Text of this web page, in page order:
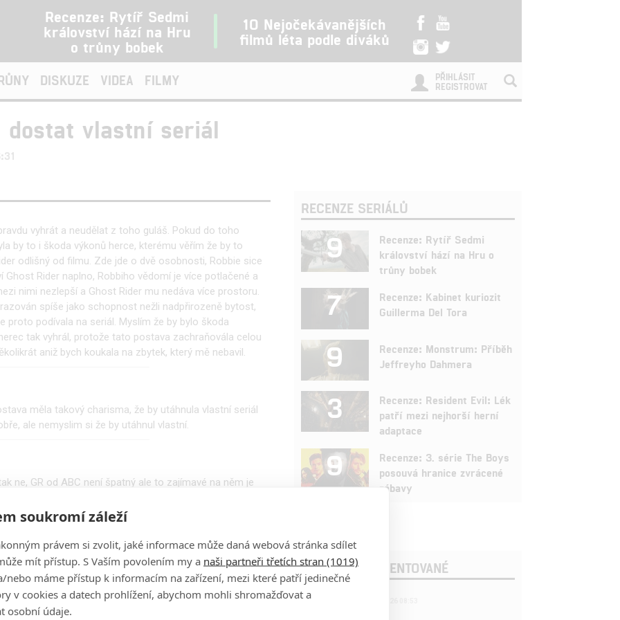
Recenze: Rytíř Sedmi
království hází na Hru
o trůny bobek
10 Nejočekávanějších
filmů léta podle diváků
DISKUZE VIDEA FILMY
PŘIHLÁSIT
REGISTROVAT
dostat vlastní seriál
vyhrát a neudělat z toho guláš. Pokud do toho
by to i škoda výkonů herce, kterému věřím že by to
odlišný od filmu. Zde jde o dvě osobnosti, Robbie sice
Rider naplno, Robbiho vědomí je více potlačené a
nimi nezlepší a Ghost Rider mu nedáva více prostoru.
spíše jako schopnost nežli nadpřirozeně bytost,
proto podívala na seriál. Myslím že by bylo škoda
tak vyhrál, protože tato postava zachraňovála celou
aniž bych koukala na zbytek, který mě nebavil.
měla takový charisma, že by utáhnula vlastní seriál
ale nemyslim si že by utáhnul vlastní.
ne, GR od ABC není špatný ale to zajímavé na něm je
Robbie chvíli on takže jím nejsme přesyceni...už takhle
trochu malý nádech R je to pořád takový rodinný
by Ghost Ridera pohřbili
RECENZE SERIÁLŮ
9
Recenze: Rytíř Sedmi
království hází na Hru o
trůny bobek
7
Recenze: Kabinet kuriozit
Guillerma Del Tora
9
Recenze: Monstrum: Příběh
Jeffreyho Dahmera
3
Recenze: Resident Evil: Lék
patří mezi nejhorší herní
adaptace
9
Recenze: 3. série The Boys
posouvá hranice zvrácené
zábavy
POSLEDNÍ KOMENTOVANÉ
soukromí záleží
právem si zvolit, jaké informace může daná webová stránka sdílet
mít přístup. S Vaším povolením my a naši partneři třetích stran (1019)
nebo máme přístup k informacím na zařízení, mezi které patří jedinečné
v cookies a datech prohlížení, abychom mohli shromažďovat a
osobní údaje.